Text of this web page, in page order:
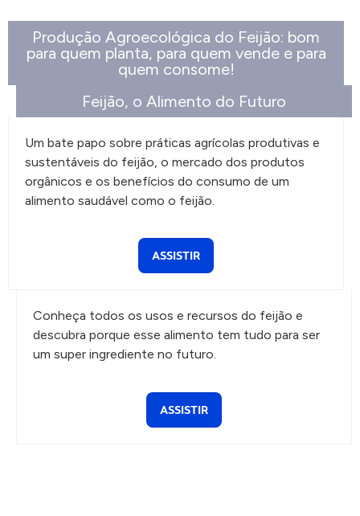
Produção Agroecológica do Feijão: bom
para quem planta, para quem vende e para
quem consome!
Feijão, o Alimento do Futuro
Um bate papo sobre práticas agrícolas produtivas e
sustentáveis do feijão, o mercado dos produtos
orgânicos e os benefícios do consumo de um
alimento saudável como o feijão.
ASSISTIR
Conheça todos os usos e recursos do feijão e
descubra porque esse alimento tem tudo para ser
um super ingrediente no futuro.
ASSISTIR